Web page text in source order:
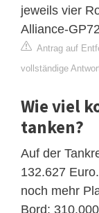
jeweils vier
Alliance-
Antrag auf
vollständige
Wie viel
tanken?
Auf der
132.627
noch mehr
Bord: